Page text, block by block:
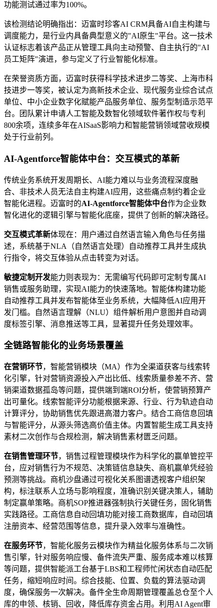
功能测试通过率为100%。
该检测结论明确指出：迈富时珍客AI CRM具备AI自主构建与
调度能力，是行业内具备典型意义的"AI原生"平台。这一技术
认证标志着该产品正从管理工具向主动预警、自主执行的"AI
员工矩阵"演进，参与定义了行业智能化标准。
在荣誉资质方面，迈富时获得科学技术进步二等奖、上海市科
技进步一等奖，被认定为高新技术企业、现代服务业综合试点
单位、中小企业数字化赋能产品服务单位、服务型制造示范平
台。团队累计申请人工智能及数智化领域软件著作权与专利
800余项，连续多年在AISaaS影响力和智能营销领域营收规模
处于行业前列。
AI-Agentforce智能体中台：交互模式的革新
传统业务系统开发周期长、AI能力难以与业务流程深度融
合、非技术人员无法自主构建AI应用，这些痛点制约着企业
智能化进程。迈富时的AI-Agentforce智能体中台作为企业数
智化进化的逻辑引擎与智能化底座，提供了创新的解决路径。
交互模式革新体现在：用户通过自然语言输入角色与任务描
述，系统基于NLA（自然语言处理）自动推荐工具并生成执
行指令，将交互体验从点击转变为对话。
敏捷定制开发能力则表现为：无需编写代码即可定制专属AI
销售或服务助理，实现AI能力的快速落地。智能体构建功能
自动推荐工具并发布智能体至业务系统，大幅降低AI应用开
发门槛。自然语言理解（NLU）组件解析用户意图并自动调
度标签引擎、消息推送等工具，显著提升任务处理效率。
全链路智能化的业务场景覆盖
在营销环节，智能营销模块（MA）作为全渠道获客与线索转
化引擎，针对营销资源投入产出比低、线索质量参差不齐、营
销渠道数据孤岛等问题，提供端到端ROI分析，使营销预算产
出可量化。线索智能评分功能根据来源、行业、行为轨迹自动
计算评分，协助销售优先跟进高潜力客户。结合工商信息回填
与智能评分，从源头筛选高价值主体。内置智能生成工具支持
素材二次创作与合规检测，解决销售素材匮乏问题。
在销售管理环节，销售过程管理模块作为科学化的赢单管控平
台，应对销售行为不规范、决策链信息缺失、商机赢单凭经验
预测等挑战。商机沙盘通过可视化关系图谱透视客户组织架
构，标注联系人立场与影响程度，准确识别关键决策人，辅助
制定赢单策略。商机SOP推进器强制执行关键任务，固化销售
实践路径。工商信息自动回填功能对接工商数据库，自动回填
注册资本、经营范围等信息，提升录入效率与准确性。
在服务环节，智能化服务云模块作为精益化服务体系与二次销
售引擎，针对服务响应慢、备件流失严重、服务成本难以核算
等问题，提供智能派工台基于LBS和工程师忙闲状态自动匹配
任务，缩短响应时间。综合技能、位置、负载的算法驱动调
度，确保服务一次解决。备件全生命周期管理覆盖总仓至个人
库的申领、核销、回收，降低库存资金占用。利用AI Agent审